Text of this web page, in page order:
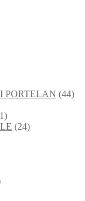
PORTELAN 4444
31
de
2424